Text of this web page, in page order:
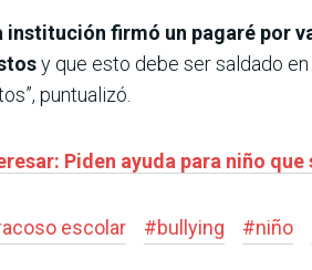
institución firmó un pagaré por
y que esto debe ser saldado
puntualizó.
Piden ayuda para niño
acoso escolar #bullying #niño